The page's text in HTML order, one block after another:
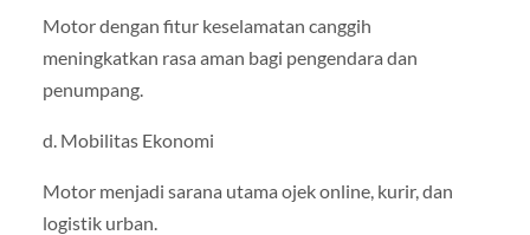
Motor dengan fitur keselamatan canggih
meningkatkan rasa aman bagi pengendara dan
penumpang.
d. Mobilitas Ekonomi
Motor menjadi sarana utama ojek online, kurir, dan
logistik urban.